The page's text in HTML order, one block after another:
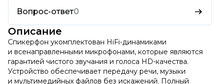
Вопрос-ответ0
Описание
Спикерфон укомплектован HiFi-динамиками
и всенаправленными микрофонами, которые являются
гарантией чистого звучания и голоса HD-качества.
Устройство обеспечивает передачу речи, музыки
и мультимедийных файлов без искажений. Полный